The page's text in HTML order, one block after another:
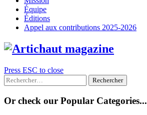
Équipe
Éditions
Appel aux contributions 2025-2026
Press ESC to close
Rechercher :
Or check our Popular Categories...